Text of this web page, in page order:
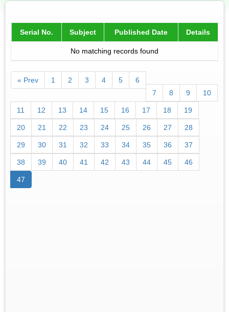
Serial No. Subject Published Date Details
No matching records found
« Prev 1 2 3 4 5
6
7
8 9 10
11 12 13 14 15 16 17 18 19
20 21 22 23 24 25 26 27 28
29 30 31 32 33 34 35 36 37
38 39 40 41 42 43 44 45 46
47